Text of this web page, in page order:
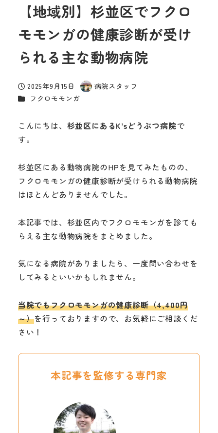
【地域別】杉並区でフクロ
モモンガの健康診断が受け
られる主な動物病院
投稿日
2025年9月15日
著
病院スタッフ
カテゴリー
フクロモモンガ
こんにちは、 杉並区にあるK’sどうぶつ病院で
す。
杉並区にある動物病院のHPを見てみたものの、
フクロモモンガの健康診断が受けられる動物病院
はほとんどありませんでした。
本記事では、杉並区内でフクロモモンガを診ても
らえる主な動物病院をまとめました。
気になる病院がありましたら、一度問い合わせを
してみるといいかもしれません。
当院でもフクロモモンガの健康診断（4,400円
～）を行っておりますので、お気軽にご相談くだ
さい！
本記事を監修する専門家